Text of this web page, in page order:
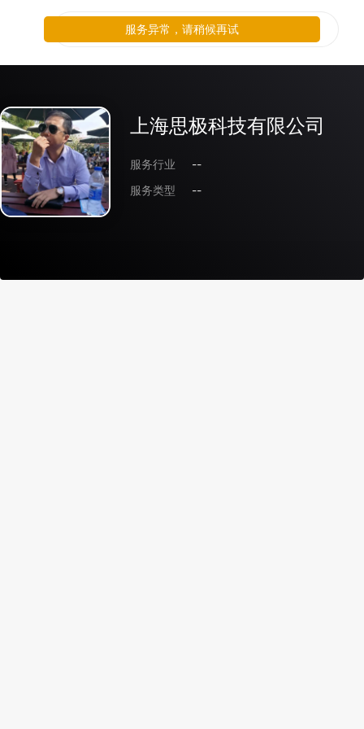
上海思极科技有限公司
服务行业
--
服务类型
--
服务异常，请稍候再试